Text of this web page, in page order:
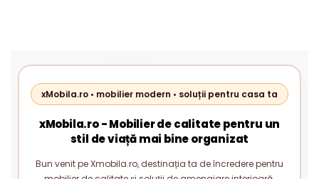
xMobila.ro • mobilier modern • soluții pentru casa ta
xMobila.ro - Mobilier de calitate pentru un
stil de viață mai bine organizat
Bun venit pe Xmobila.ro, destinația ta de încredere pentru